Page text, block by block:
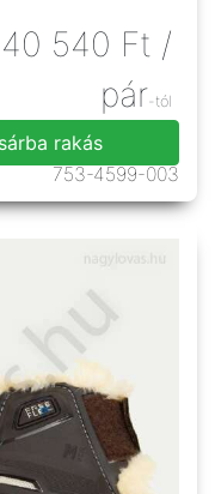
40 540 Ft /
pár-tól
rakás
753-4599-003